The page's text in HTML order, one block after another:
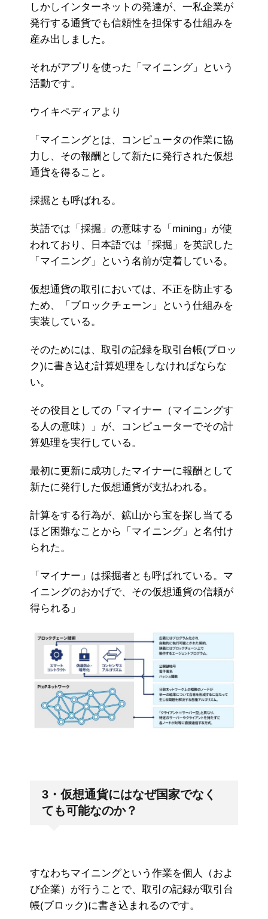
しかしインターネットの発達が、一私企業が
発行する通貨でも信頼性を担保する仕組みを
産み出しました。
それがアプリを使った「マイニング」という
活動です。
ウイキペディアより
「マイニングとは、コンピュータの作業に協
力し、その報酬として新たに発行された仮想
通貨を得ること。
採掘とも呼ばれる。
英語では「採掘」の意味する「mining」が使
われており、日本語では「採掘」を英訳した
「マイニング」という名前が定着している。
仮想通貨の取引においては、不正を防止する
ため、「ブロックチェーン」という仕組みを
実装している。
そのためには、取引の記録を取引台帳(ブロッ
ク)に書き込む計算処理をしなければならな
い。
その役目としての「マイナー（マイニングす
る人の意味）」が、コンピューターでその計
算処理を実行している。
最初に更新に成功したマイナーに報酬として
新たに発行した仮想通貨が支払われる。
計算をする行為が、鉱山から宝を探し当てる
ほど困難なことから「マイニング」と名付け
られた。
「マイナー」は採掘者とも呼ばれている。マ
イニングのおかげで、その仮想通貨の信頼が
得られる」
3・仮想通貨にはなぜ国家でなく
ても可能なのか？
すなわちマイニングという作業を個人（およ
び企業）が行うことで、取引の記録が取引台
帳(ブロック)に書き込まれるのです。